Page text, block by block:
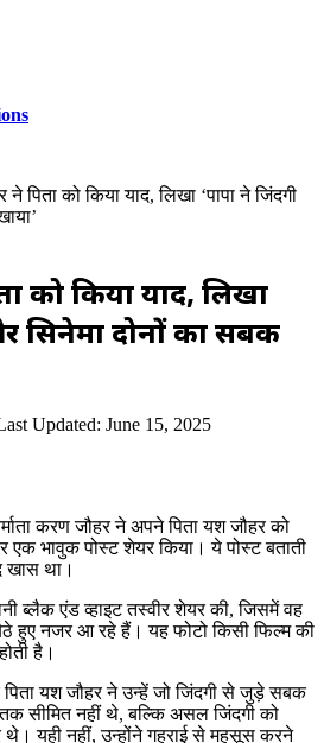
पिता को किया याद, लिखा ‘पापा ने जिंदगी
को किया याद, लिखा
सिनेमा दोनों का सबक
Updated: June 15, 2025
करण जौहर ने अपने पिता यश जौहर को
एक भावुक पोस्ट शेयर किया। ये पोस्ट बताती
खास था।
ब्लैक एंड व्हाइट तस्वीर शेयर की, जिसमें वह
हुए नजर आ रहे हैं। यह फोटो किसी फिल्म की
है।
यश जौहर ने उन्हें जो जिंदगी से जुड़े सबक
सीमित नहीं थे, बल्कि असल जिंदगी को
यही नहीं, उन्होंने गहराई से महसूस करने